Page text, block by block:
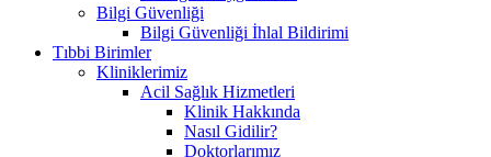
Bilgi Güvenliği
Bilgi Güvenliği İhlal Bildirimi
Tıbbi Birimler
Kliniklerimiz
Acil Sağlık Hizmetleri
Klinik Hakkında
Nasıl Gidilir?
Doktorlarımız